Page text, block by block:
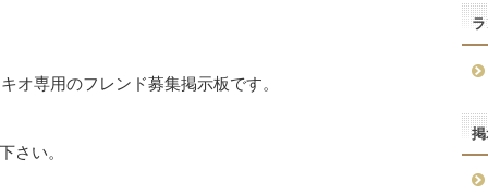
オ専用のフレンド募集掲示板です。
さい。